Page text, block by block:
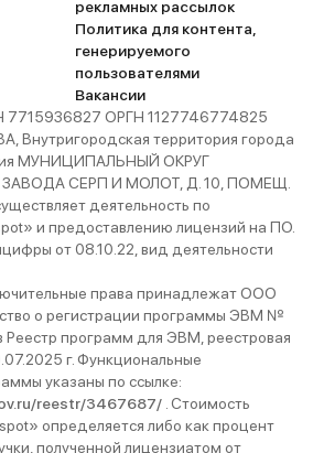
рекламных рассылок
Политика для контента,
генерируемого
пользователями
Вакансии
ОРГН 1127746774825
Внутригородская территория города
МУНИЦИПАЛЬНЫЙ ОКРУГ
СЕРП И МОЛОТ, Д. 10, ПОМЕЩ.
деятельность по
и предоставлению лицензий на ПО.
от 08.10.22, вид деятельности
права принадлежат ООО
о регистрации программы ЭВМ №
Реестр программ для ЭВМ, реестровая
г. Функциональные
указаны по ссылке:
reestr/3467687/ . Стоимость
определяется либо как процент
полученной лицензиатом от